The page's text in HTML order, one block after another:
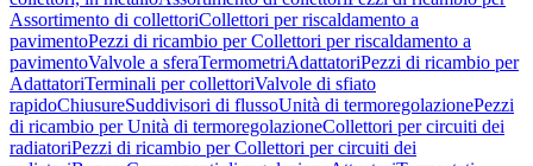
Assortimento di collettoriCollettori per riscaldamento a
pavimentoPezzi di ricambio per Collettori per riscaldamento a
pavimentoValvole a sferaTermometriAdattatoriPezzi di ricambio per
AdattatoriTerminali per collettoriValvole di sfiato
rapidoChiusureSuddivisori di flussoUnità di termoregolazionePezzi
di ricambio per Unità di termoregolazioneCollettori per circuiti dei
radiatoriPezzi di ricambio per Collettori per circuiti dei